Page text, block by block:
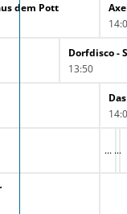
dem Pott
Dorfdisco -
13:50